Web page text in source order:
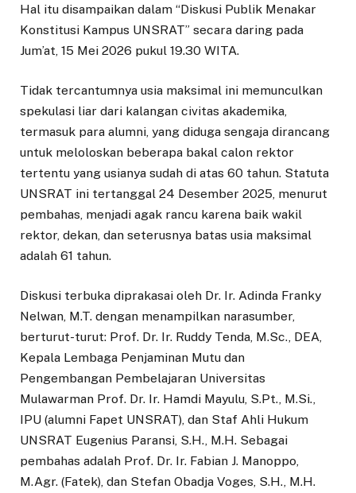
Hal itu disampaikan dalam “Diskusi Publik Menakar
Konstitusi Kampus UNSRAT” secara daring pada
Jum’at, 15 Mei 2026 pukul 19.30 WITA.
Tidak tercantumnya usia maksimal ini memunculkan
spekulasi liar dari kalangan civitas akademika,
termasuk para alumni, yang diduga sengaja dirancang
untuk meloloskan beberapa bakal calon rektor
tertentu yang usianya sudah di atas 60 tahun. Statuta
UNSRAT ini tertanggal 24 Desember 2025, menurut
pembahas, menjadi agak rancu karena baik wakil
rektor, dekan, dan seterusnya batas usia maksimal
adalah 61 tahun.
Diskusi terbuka diprakasai oleh Dr. Ir. Adinda Franky
Nelwan, M.T. dengan menampilkan narasumber,
berturut-turut: Prof. Dr. Ir. Ruddy Tenda, M.Sc., DEA,
Kepala Lembaga Penjaminan Mutu dan
Pengembangan Pembelajaran Universitas
Mulawarman Prof. Dr. Ir. Hamdi Mayulu, S.Pt., M.Si.,
IPU (alumni Fapet UNSRAT), dan Staf Ahli Hukum
UNSRAT Eugenius Paransi, S.H., M.H. Sebagai
pembahas adalah Prof. Dr. Ir. Fabian J. Manoppo,
M.Agr. (Fatek), dan Stefan Obadja Voges, S.H., M.H.